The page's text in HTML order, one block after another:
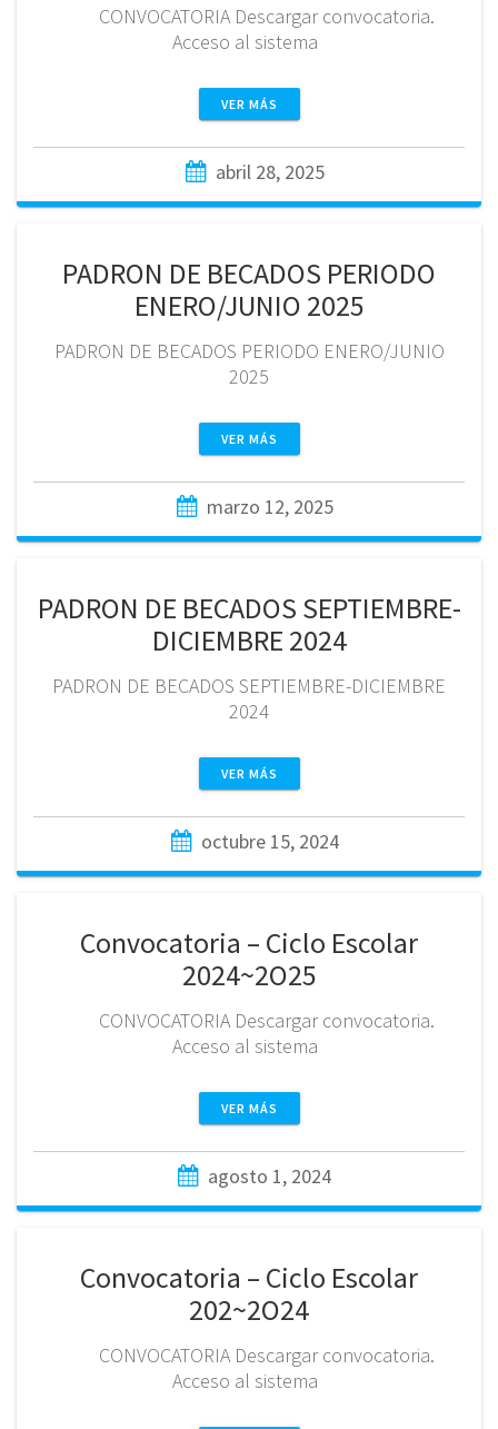
CONVOCATORIA Descargar convocatoria.
Acceso al sistema
VER MÁS
abril 28, 2025
PADRON DE BECADOS PERIODO
ENERO/JUNIO 2025
PADRON DE BECADOS PERIODO ENERO/JUNIO
2025
VER MÁS
marzo 12, 2025
PADRON DE BECADOS SEPTIEMBRE-
DICIEMBRE 2024
PADRON DE BECADOS SEPTIEMBRE-DICIEMBRE
2024
VER MÁS
octubre 15, 2024
Convocatoria – Ciclo Escolar
2024~2O25
CONVOCATORIA Descargar convocatoria.
Acceso al sistema
VER MÁS
agosto 1, 2024
Convocatoria – Ciclo Escolar
202~2O24
CONVOCATORIA Descargar convocatoria.
Acceso al sistema